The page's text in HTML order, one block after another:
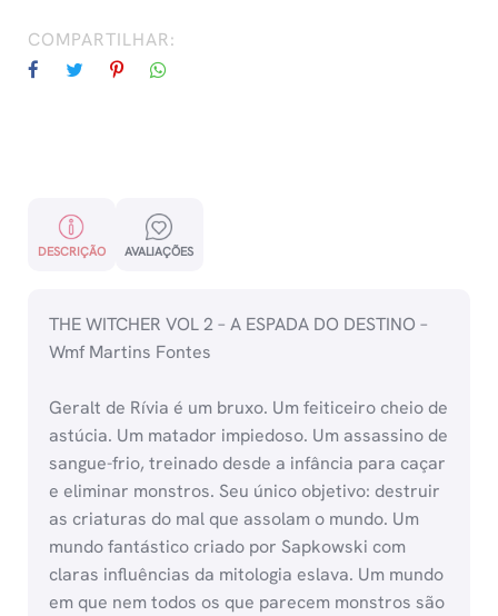
COMPARTILHAR:
DESCRIÇÃO AVALIAÇÕES
THE WITCHER VOL 2 – A ESPADA DO DESTINO –
Wmf Martins Fontes
Geralt de Rívia é um bruxo. Um feiticeiro cheio de
astúcia. Um matador impiedoso. Um assassino de
sangue-frio, treinado desde a infância para caçar
e eliminar monstros. Seu único objetivo: destruir
as criaturas do mal que assolam o mundo. Um
mundo fantástico criado por Sapkowski com
claras influências da mitologia eslava. Um mundo
em que nem todos os que parecem monstros são